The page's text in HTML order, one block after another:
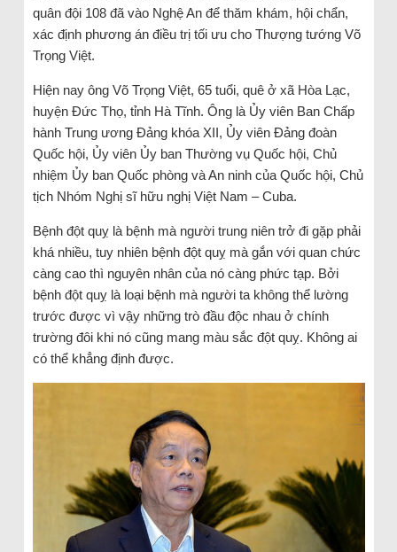
quân đội 108 đã vào Nghệ An để thăm khám, hội chẩn,
xác định phương án điều trị tối ưu cho Thượng tướng Võ
Trọng Việt.
Hiện nay ông Võ Trọng Việt, 65 tuổi, quê ở xã Hòa Lạc,
huyện Đức Thọ, tỉnh Hà Tĩnh. Ông là Ủy viên Ban Chấp
hành Trung ương Đảng khóa XII, Ủy viên Đảng đoàn
Quốc hội, Ủy viên Ủy ban Thường vụ Quốc hội, Chủ
nhiệm Ủy ban Quốc phòng và An ninh của Quốc hội, Chủ
tịch Nhóm Nghị sĩ hữu nghị Việt Nam – Cuba.
Bệnh đột quỵ là bệnh mà người trung niên trở đi gặp phải
khá nhiều, tuy nhiên bệnh đột quỵ mà gắn với quan chức
càng cao thì nguyên nhân của nó càng phức tạp. Bởi
bệnh đột quỵ là loại bệnh mà người ta không thể lường
trước được vì vậy những trò đầu độc nhau ở chính
trường đôi khi nó cũng mang màu sắc đột quỵ. Không ai
có thể khẳng định được.